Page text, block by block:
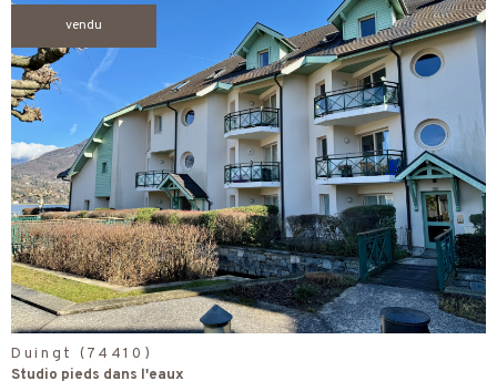
vendu
voir le
bien
Duingt (74410)
Studio pieds dans l'eaux